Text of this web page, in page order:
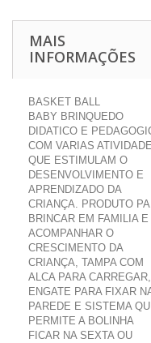
MAIS
INFORMAÇÕES
BASKET BALL
BABY BRINQUEDO
DIDATICO E
COM VARIAS
QUE ESTIMULAM O
DESENVOLVIMENTO E
APRENDIZADO DA
CRIANÇA. PRODUTO
BRINCAR EM FAMILIA E
ACOMPANHAR O
CRESCIMENTO DA
CRIANÇA, TAMPA COM
ALCA PARA CARREGAR,
ENGATE PARA FIXAR
PAREDE E SISTEMA
PERMITE A BOLINHA
FICAR NA SEXTA OU